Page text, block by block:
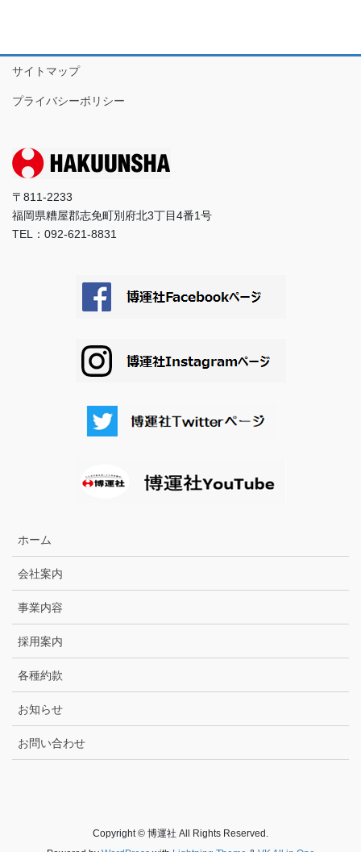
サイトマップ
プライバシーポリシー
〒811-2233
福岡県糟屋郡志免町別府北3丁目4番1号
TEL：092-621-8831
ホーム
会社案内
事業内容
採用案内
各種約款
お知らせ
お問い合わせ
Copyright © 博運社 All Rights Reserved.